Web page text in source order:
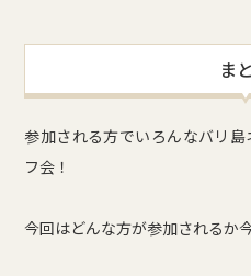
ま
参加される方でいろんなバリ
フ会！
今回はどんな方が参加されるか